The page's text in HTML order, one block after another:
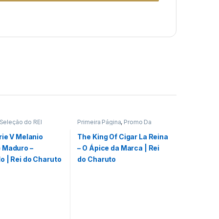
Seleção do REI
V Melanio
–
| Rei do Charuto
Primeira Página, Promo Da
Seleção do REI
The King Of Cigar La Reina
– O Ápice da Marca | Rei
do Charuto